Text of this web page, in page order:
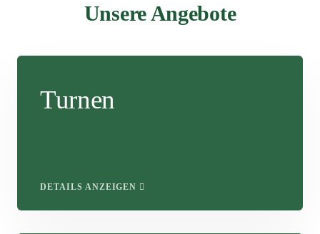
Unsere Angebote
Turnen
DETAILS ANZEIGEN